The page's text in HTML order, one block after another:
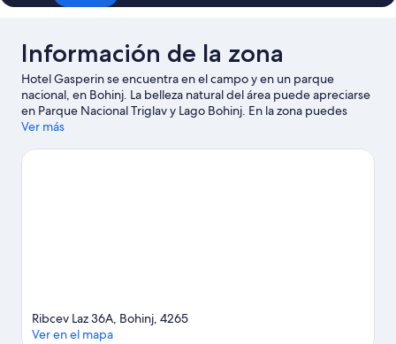
Información de la zona
Hotel Gasperin se encuentra en el campo y en un parque
nacional, en Bohinj. La belleza natural del área puede apreciarse
en Parque Nacional Triglav y Lago Bohinj. En la zona puedes
practicar actividades como kayak y rafting, o disfrutar del aire
caballo.
Ver más
Ribcev Laz 36A, Bohinj, 4265
Ver en el mapa